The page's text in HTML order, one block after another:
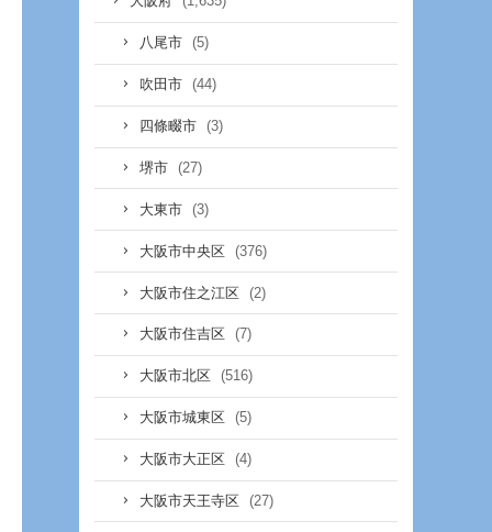
八尾市 (5)
吹田市 (44)
四條畷市 (3)
堺市 (27)
大東市 (3)
大阪市中央区 (376)
大阪市住之江区 (2)
大阪市住吉区 (7)
大阪市北区 (516)
大阪市城東区 (5)
大阪市大正区 (4)
大阪市天王寺区 (27)